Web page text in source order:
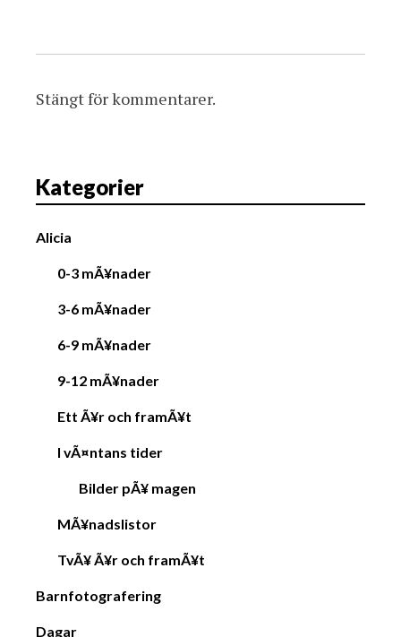
Stängt för kommentarer.
Kategorier
Alicia
0-3 mÃ¥nader
3-6 mÃ¥nader
6-9 mÃ¥nader
9-12 mÃ¥nader
Ett Ã¥r och framÃ¥t
I vÃ¤ntans tider
Bilder pÃ¥ magen
MÃ¥nadslistor
TvÃ¥ Ã¥r och framÃ¥t
Barnfotografering
Dagar